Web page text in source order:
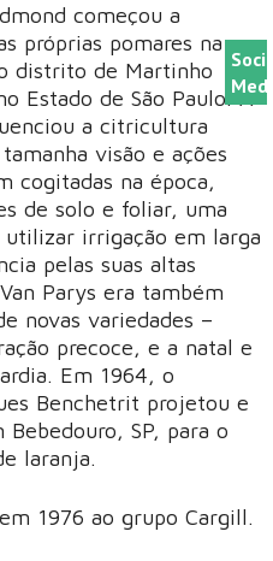
começou a
próprias pomares na sua
distrito de Martinho
Estado de São Paulo. A
a citricultura
visão e ações
cogitadas na época,
de solo e foliar, uma
utilizar irrigação em larga
pelas suas altas
Parys era também
novas variedades –
precoce, e a natal e
Em 1964, o
Benchetrit projetou e
SP, para o
laranja.
1976 ao grupo Cargill.